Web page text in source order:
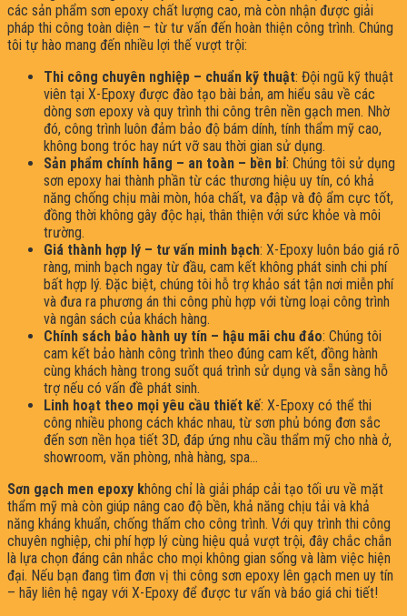
các sản phẩm sơn epoxy chất lượng cao, mà còn nhận được giải
pháp thi công toàn diện – từ tư vấn đến hoàn thiện công trình. Chúng
tôi tự hào mang đến nhiều lợi thế vượt trội:
Thi công chuyên nghiệp – chuẩn kỹ thuật: Đội ngũ kỹ thuật
viên tại X-Epoxy được đào tạo bài bản, am hiểu sâu về các
dòng sơn epoxy và quy trình thi công trên nền gạch men. Nhờ
đó, công trình luôn đảm bảo độ bám dính, tính thẩm mỹ cao,
không bong tróc hay nứt vỡ sau thời gian sử dụng.
Sản phẩm chính hãng – an toàn – bền bỉ: Chúng tôi sử dụng
sơn epoxy hai thành phần từ các thương hiệu uy tín, có khả
năng chống chịu mài mòn, hóa chất, va đập và độ ẩm cực tốt,
đồng thời không gây độc hại, thân thiện với sức khỏe và môi
trường.
Giá thành hợp lý – tư vấn minh bạch: X-Epoxy luôn báo giá rõ
ràng, minh bạch ngay từ đầu, cam kết không phát sinh chi phí
bất hợp lý. Đặc biệt, chúng tôi hỗ trợ khảo sát tận nơi miễn phí
và đưa ra phương án thi công phù hợp với từng loại công trình
và ngân sách của khách hàng.
Chính sách bảo hành uy tín – hậu mãi chu đáo: Chúng tôi
cam kết bảo hành công trình theo đúng cam kết, đồng hành
cùng khách hàng trong suốt quá trình sử dụng và sẵn sàng hỗ
trợ nếu có vấn đề phát sinh.
Linh hoạt theo mọi yêu cầu thiết kế: X-Epoxy có thể thi
công nhiều phong cách khác nhau, từ sơn phủ bóng đơn sắc
đến sơn nền họa tiết 3D, đáp ứng nhu cầu thẩm mỹ cho nhà ở,
showroom, văn phòng, nhà hàng, spa…
Sơn gạch men epoxy không chỉ là giải pháp cải tạo tối ưu về mặt
thẩm mỹ mà còn giúp nâng cao độ bền, khả năng chịu tải và khả
năng kháng khuẩn, chống thấm cho công trình. Với quy trình thi công
chuyên nghiệp, chi phí hợp lý cùng hiệu quả vượt trội, đây chắc chắn
là lựa chọn đáng cân nhắc cho mọi không gian sống và làm việc hiện
đại. Nếu bạn đang tìm đơn vị thi công sơn epoxy lên gạch men uy tín
– hãy liên hệ ngay với X-Epoxy để được tư vấn và báo giá chi tiết!